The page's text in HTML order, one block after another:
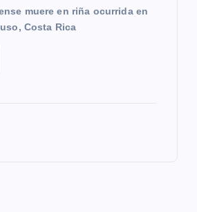
muere en riña ocurrida en
Costa Rica